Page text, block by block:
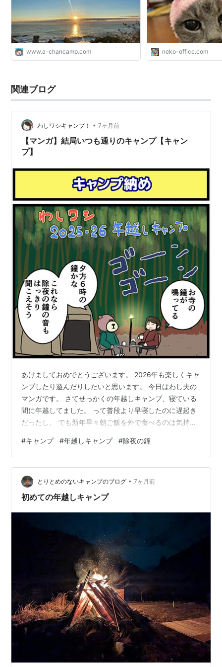
www.a-chancamp.com neko-office.com
関連ブログ
わしワシキャンプ！ • 7ヶ月前
【マンガ】結局いつも通りのキャンプ【キャン
プ】
あけましておめでとうございます。 2026年も楽しくキャ
ンプしたり遊んだりしたいと思います。 今日はわし夫の
マンガです。 さてせっかくの年越しキャンプ、寝ている
間に年越してました。 って普段より早寝したのに遅起き
だったし。 でも新年早々朝ご飯を外で食べるのは気持ち
お読みいただきありがとうございます。 にほんブログ村
#キャンプ #年越しキャンプ #除夜の鐘
とりとめのないキャンプのブログ • 7ヶ月前
初めての年越しキャンプ